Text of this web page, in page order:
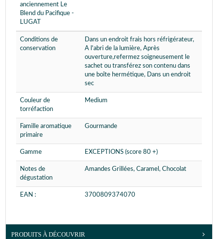
anciennement Le
Blend du Pacifique -
LUGAT
Conditions de
conservation
Dans un endroit frais hors réfrigérateur,
A l'abri de la lumière, Après
ouverture,refermez soigneusement le
sachet ou transférez son contenu dans
une boîte hermétique, Dans un endroit
sec
Couleur de
torréfaction
Medium
Famille aromatique
primaire
Gourmande
Gamme EXCEPTIONS (score 80 +)
Notes de
dégustation
Amandes Grillées, Caramel, Chocolat
EAN : 3700809374070
PRODUITS À DÉCOUVRIR